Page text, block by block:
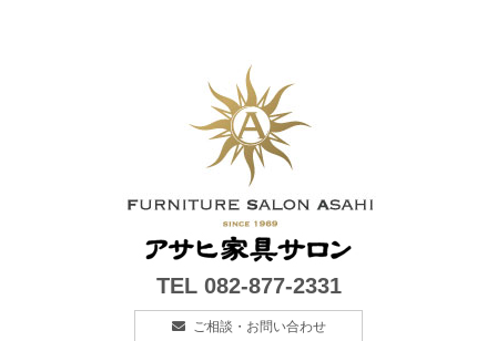
TEL 082-877-2331
ご相談・お問い合わせ